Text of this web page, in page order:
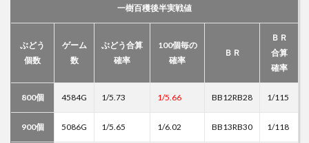
一樹百穫後半実戦値
ぶどう
個数
ゲーム
数
ぶどう合算
確率
100個毎の
確率
ＢＲ
ＢＲ
合算
確率
800個 4584G 1/5.73 1/5.66 BB12RB28 1/115
900個 5086G 1/5.65 1/6.02 BB13RB30 1/118